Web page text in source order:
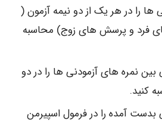
ها را در هر یک از دو نیمه آزمون (
فرد و پرسش های زوج) محاسبه
نمره های آزمودنی ها را در دو
کنید.
آمده را در فرمول اسپیرمن